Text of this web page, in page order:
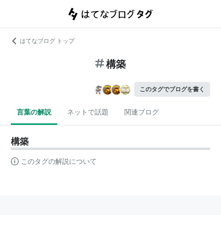
はてなブログ トップ
構築
このタグでブログを書く
言葉の解説 ネットで話題 関連ブログ
構築
このタグの解説について